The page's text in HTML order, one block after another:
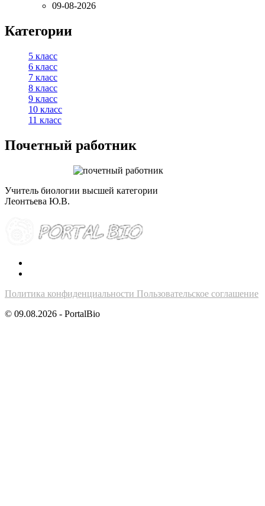
09-08-2026
Категории
5 класс
6 класс
7 класс
8 класс
9 класс
10 класс
11 класс
Почетный работник
Учитель биологии высшей категории
Леонтьева Ю.В.
Политика конфиденциальности Пользовательское соглашение
© 09.08.2026 - PortalBio